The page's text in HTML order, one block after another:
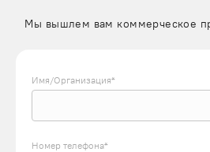
Мы вышлем вам коммерческое
Имя/Организация*
Номер телефона*